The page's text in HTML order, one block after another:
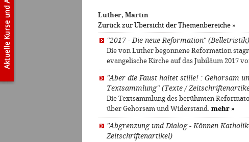
Luther, Martin
Zurück zur Übersicht der Themenbereiche »
"2017 - Die neue Reformation" (Belletristik)
Die von Luther begonnene Reformation
evangelische Kirche auf das Jubiläum 2017
"Aber die Faust haltet stille! : Gehorsam
Textsammlung" (Texte /
Die Textsammlung des berühmten
über Gehorsam und Widerstand. mehr »
"Abgrenzung und Dialog - Können
Zeitschriftenartikel)